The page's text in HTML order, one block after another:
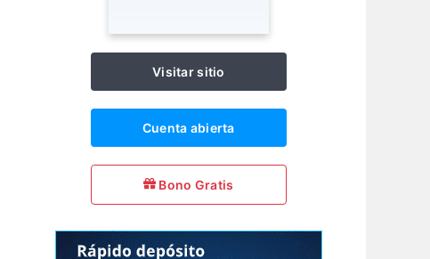
Visitar sitio
Cuenta abierta
Bono Gratis